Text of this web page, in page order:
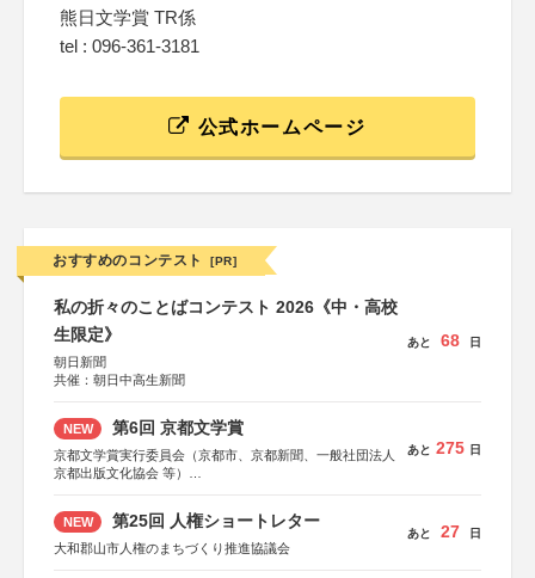
熊日文学賞 TR係
tel : 096-361-3181
公式ホームページ
おすすめのコンテスト [PR]
私の折々のことばコンテスト 2026《中・高校
生限定》
朝日新聞
共催：朝日中高生新聞
あと 68 日
NEW 第6回 京都文学賞
京都文学賞実行委員会（京都市、京都新聞、一般社団法人
京都出版文化協会 等）
KADOKAWA、河出書房新社、幻冬舎、講談社、光文社、
集英社、小学館、祥伝社、新潮社、淡交社、ちいさいミシ
マ社、徳間書店、早川書房、PHP研究所、双葉社、文藝春
あと 275 日
NEW 第25回 人権ショートレター
大和郡山市人権のまちづくり推進協議会
あと 27 日